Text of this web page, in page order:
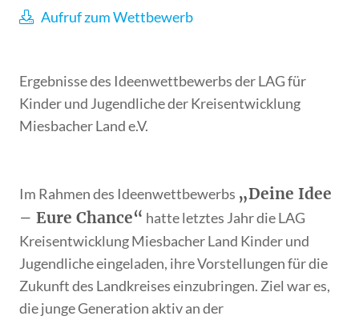
Aufruf zum Wettbewerb
Ergebnisse des Ideenwettbewerbs der LAG für
Kinder und Jugendliche der Kreisentwicklung
Miesbacher Land e.V.
Im Rahmen des Ideenwettbewerbs „Deine Idee
– Eure Chance“ hatte letztes Jahr die LAG
Kreisentwicklung Miesbacher Land Kinder und
Jugendliche eingeladen, ihre Vorstellungen für die
Zukunft des Landkreises einzubringen. Ziel war es,
die junge Generation aktiv an der